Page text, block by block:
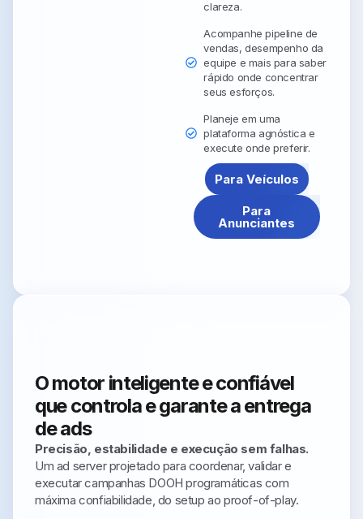
clareza.
Acompanhe pipeline de
vendas, desempenho da
equipe e mais para saber
rápido onde concentrar
seus esforços.
Planeje em uma
plataforma agnóstica e
execute onde preferir.
Para Veículos
Para
Anunciantes
O motor inteligente e confiável
que controla e garante a entrega
de ads
Precisão, estabilidade e execução sem falhas.
Um ad server projetado para coordenar, validar e
executar campanhas DOOH programáticas com
máxima confiabilidade, do setup ao proof-of-play.